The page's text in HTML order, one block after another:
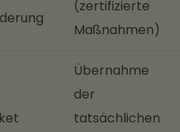
(zertifizierte
Maßnahmen)
Übernahme
der
tatsächlichen